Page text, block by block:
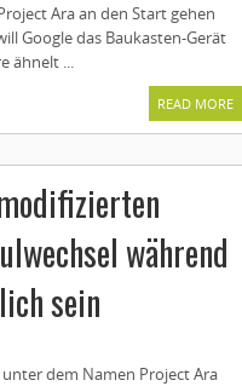
Ara an den Start gehen
Google das Baukasten-Gerät
ähnelt ...
READ MORE
während
sein
dem Namen Project Ara